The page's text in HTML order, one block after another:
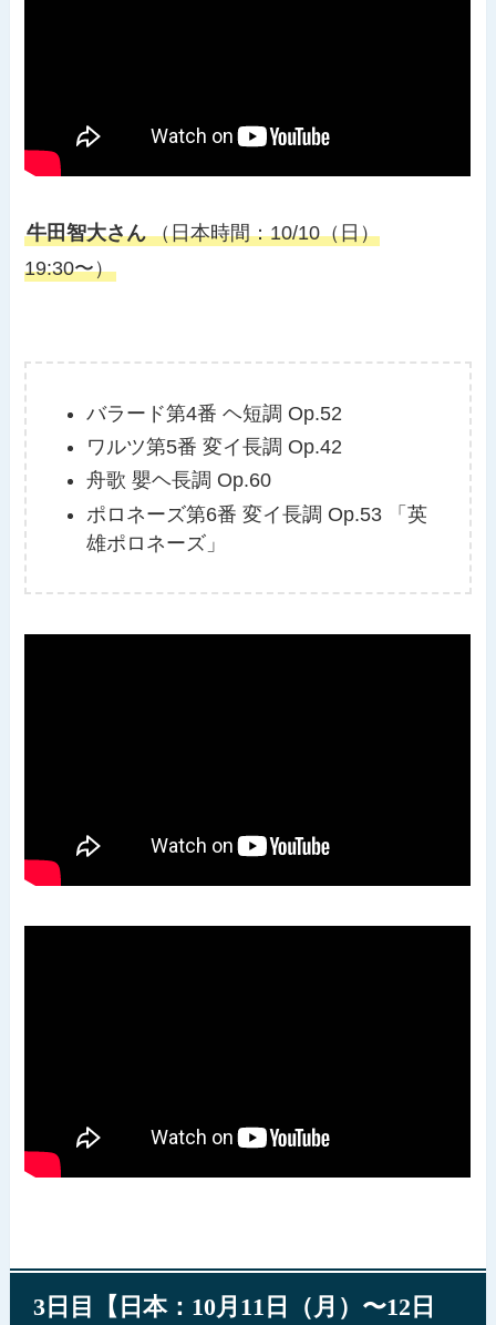
牛田智大さん （日本時間：10/10（日）
19:30〜）
バラード第4番 ヘ短調 Op.52
ワルツ第5番 変イ長調 Op.42
舟歌 嬰ヘ長調 Op.60
ポロネーズ第6番 変イ長調 Op.53 「英
雄ポロネーズ」
3日目【日本：10月11日（月）〜12日